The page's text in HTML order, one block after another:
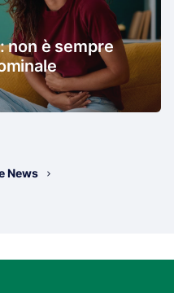
non è sempre
News